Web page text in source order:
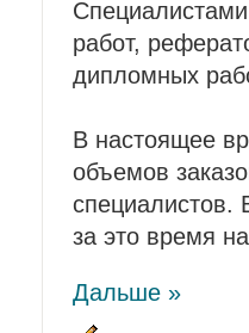
работ,
дипломных
В настоящее
объемов
специалистов.
за это время
Дальше »